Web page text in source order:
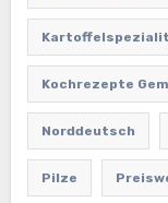
Kochrezepte
Norddeutsch
Pilze